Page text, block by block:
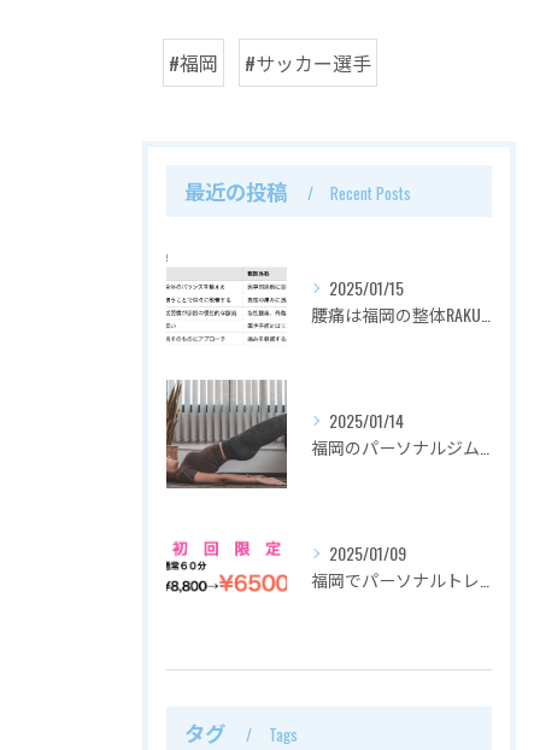
#福岡 #サッカー選手
最近の投稿 Recent Posts
2025/01/15
腰痛は福岡の整体RAKUZUで解決！その理由とは？
2025/01/14
福岡のパーソナルジムでダイエット：RAKUZUの魅力と効果
2025/01/09
福岡でパーソナルトレーニングを都度払いで通えるRAKUZU
タグ Tags